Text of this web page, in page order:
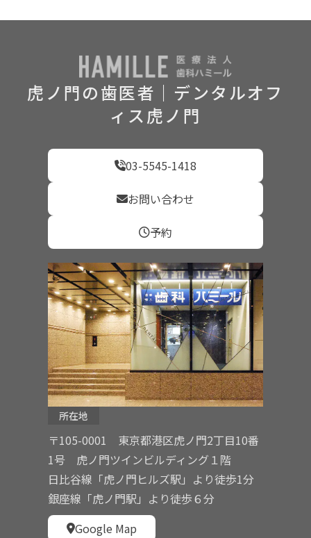
虎ノ門の歯医者｜デンタルオフ
ィス虎ノ門
03-5545-1418
お問い合わせ
予約
所在地
〒105-0001 東京都港区虎ノ門2丁目10番
1号 虎ノ門ツインビルディング１階
日比谷線「虎ノ門ヒルズ駅」より徒歩1分
銀座線「虎ノ門駅」より徒歩６分
Google Map